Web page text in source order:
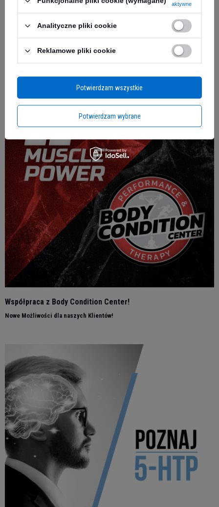
Zaopatrz się w ulubione suplementy ze znikżką 15% w Subskrycji!
Współpraca z Body Condition Center!
Nowe Możliwości dla naszych Klientów!
aktywne
Analityczne pliki cookie
Reklamowe pliki cookie
Potwierdzam wybrane
Potwierdzam wszystkie